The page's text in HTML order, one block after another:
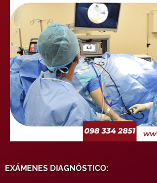
EXÁMENES DIAGNÓSTICO: